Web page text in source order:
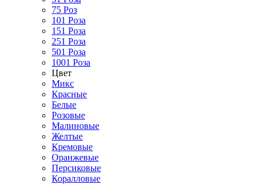
75 Роз
101 Роза
151 Роза
251 Роза
501 Роза
1001 Роза
Цвет
Микс
Красные
Белые
Розовые
Малиновые
Желтые
Кремовые
Оранжевые
Персиковые
Коралловые